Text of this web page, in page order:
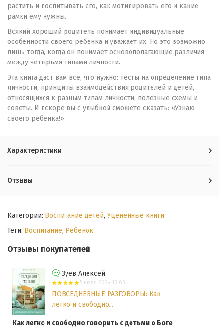
растить и воспитывать его, как мотивировать его и какие
рамки ему нужны.
Всякий хороший родитель понимает индивидуальные
особенности своего ребенка и уважает их. Но это возможно
лишь тогда, когда он понимает основополагающие различия
между четырьмя типами личности.
Эта книга даст вам все, что нужно: тесты на определение типа
личности, принципы взаимодействия родителей и детей,
относящихся к разным типам личности, полезные схемы и
советы. И вскоре вы с улыбкой сможете сказать: «Узнаю
своего ребенка!»
Характеристики
Отзывы
Категории: Воспитание детей, Уцененные книги
Теги: Воспитание, Ребенок
Отзывы покупателей
Зуев Алексей
5 июля 2024 13:03
ПОВСЕДНЕВНЫЕ РАЗГОВОРЫ: Как
легко и свободно...
Как легко и свободно говорить с детьми о Боге